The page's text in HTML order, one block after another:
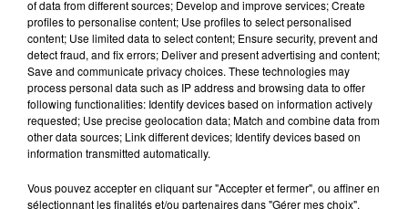
of data from different sources; Develop and improve services; Create
profiles to personalise content; Use profiles to select personalised
content; Use limited data to select content; Ensure security, prevent and
detect fraud, and fix errors; Deliver and present advertising and content;
Save and communicate privacy choices. These technologies may
process personal data such as IP address and browsing data to offer
following functionalities: Identify devices based on information actively
requested; Use precise geolocation data; Match and combine data from
other data sources; Link different devices; Identify devices based on
information transmitted automatically.
Vous pouvez accepter en cliquant sur "Accepter et fermer", ou affiner en
sélectionnant les finalités et/ou partenaires dans "Gérer mes choix".